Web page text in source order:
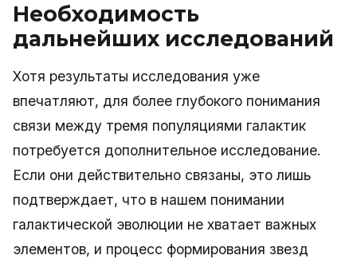
Необходимость
дальнейших исследований
Хотя результаты исследования уже
впечатляют, для более глубокого понимания
связи между тремя популяциями галактик
потребуется дополнительное исследование.
Если они действительно связаны, это лишь
подтверждает, что в нашем понимании
галактической эволюции не хватает важных
элементов, и процесс формирования звезд